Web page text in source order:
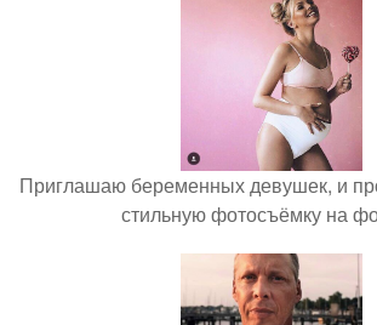
Приглашаю беременных девушек, и
стильную фотосъёмку на